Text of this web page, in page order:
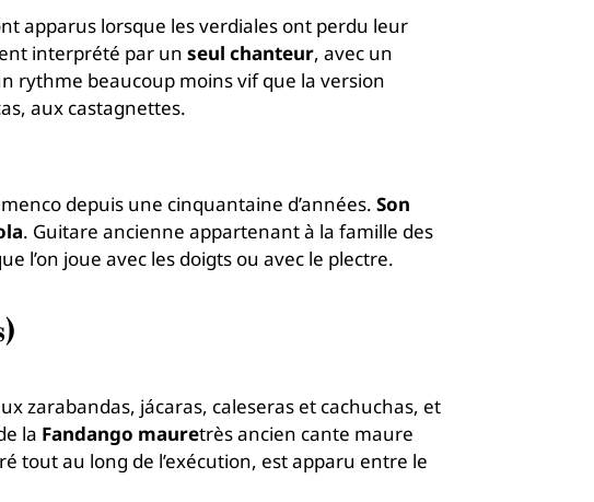
apparus lorsque les verdiales ont perdu leur
interprété par un seul chanteur, avec un
rythme beaucoup moins vif que la version
aux castagnettes.
depuis une cinquantaine d’années. Son
. Guitare ancienne appartenant à la famille des
l’on joue avec les doigts ou avec le plectre.
zarabandas, jácaras, caleseras et cachuchas, et
la Fandango mauretrès ancien cante maure
tout au long de l’exécution, est apparu entre le